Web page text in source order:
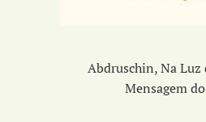
Abdruschin, Na Luz
Mensagem